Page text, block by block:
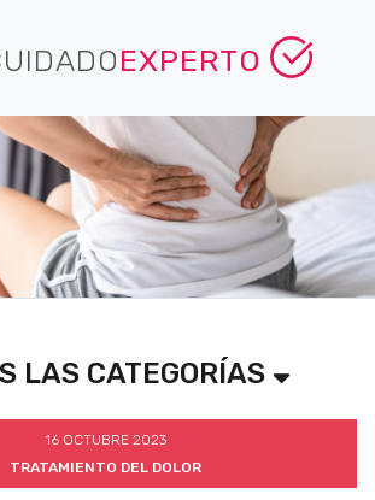
EXPERTO
LAS CATEGORÍAS
16 OCTUBRE 2023
TRATAMIENTO DEL DOLOR